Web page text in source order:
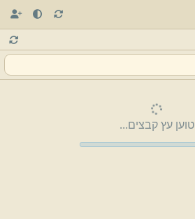
טוען עץ קבצים...